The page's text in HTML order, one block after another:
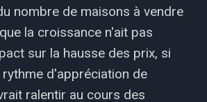
nombre de maisons à vendre
la croissance n'ait pas
sur la hausse des prix, si
d'appréciation de
ralentir au cours des